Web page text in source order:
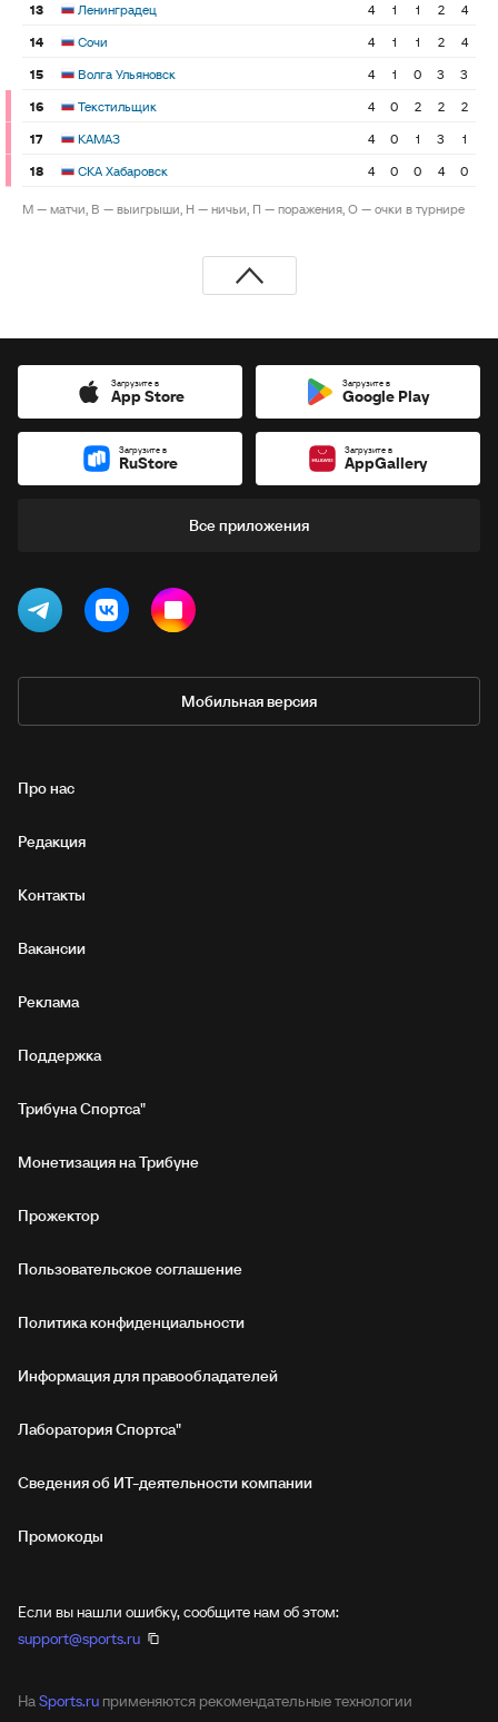
13
Ленинградец 4 1 1 2
4
14
Сочи 4 1 1 2
4
15
Волга Ульяновск 4 1 0 3
3
16
Текстильщик 4 0 2 2
2
17
КАМАЗ 4 0 1 3
1
18
СКА Хабаровск 4 0 0 4 0
М — матчи, В — выигрыши, Н — ничьи, П — поражения, О — очки в турнире
Загрузите в
App Store
Загрузите в
Google Play
Загрузите в
RuStore
Загрузите в
AppGallery
Все приложения
Мобильная версия
Про нас
Редакция
Контакты
Вакансии
Реклама
Поддержка
Трибуна Спортса"
Монетизация на Трибуне
Прожектор
Пользовательское соглашение
Политика конфиденциальности
Информация для правообладателей
Лаборатория Спортса"
Сведения об ИТ‑деятельности компании
Промокоды
Если вы нашли ошибку, сообщите нам об этом:
support@sports.ru
НаSports.ru применяются рекомендательные технологии